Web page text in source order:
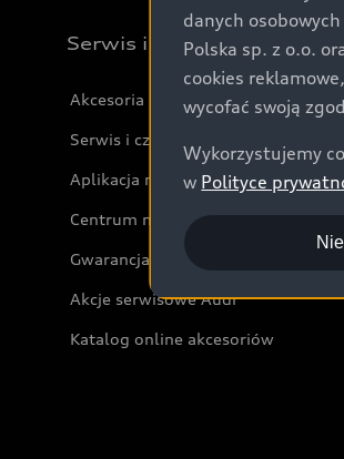
Serwis i akcesoria
Akcesoria
Serwis i części
Aplikacja myAudi i usługi cyfrowe
Centrum napraw powypadkowych
Gwarancja
Akcje serwisowe Audi
Katalog online akcesoriów
danych
Polska sp. z o.o.
cookies
wycofać swoją
Wykorzystujemy
w Polityce